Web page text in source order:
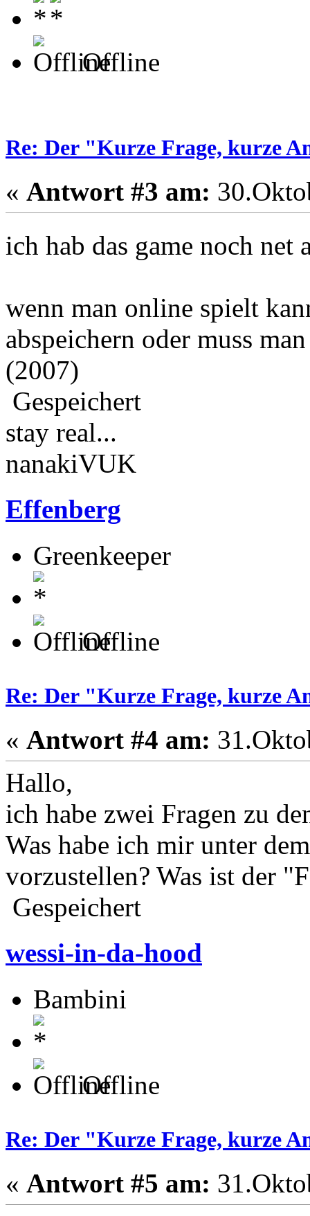
Offline
Re: Der "Kurze Frage, kurze
« Antwort #3 am:
ich hab das game noch
wenn man online spielt
abspeichern oder muss
(2007)
Gespeichert
stay real...
nanakiVUK
Effenberg
Greenkeeper
Offline
Re: Der "Kurze Frage, kurze
« Antwort #4 am:
Hallo,
ich habe zwei Fragen zu
Was habe ich mir unter
vorzustellen? Was ist der
Gespeichert
wessi-in-da-hood
Bambini
Offline
Re: Der "Kurze Frage, kurze
« Antwort #5 am: